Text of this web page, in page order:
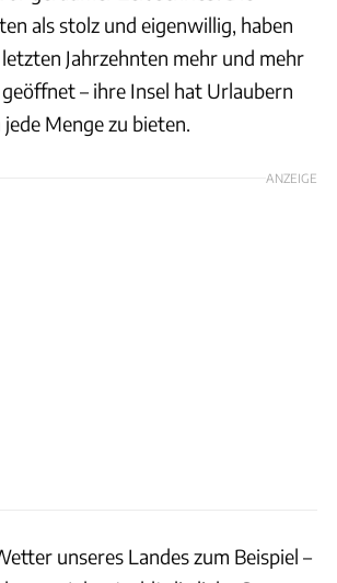
als stolz und eigenwillig, haben
Jahrzehnten mehr und mehr
– ihre Insel hat Urlaubern
Menge zu bieten.
ANZEIGE
unseres Landes zum Beispiel –